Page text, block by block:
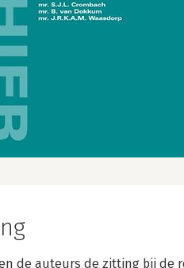
de auteurs de zitting bij de